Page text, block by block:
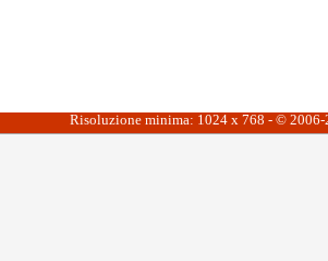
Risoluzione minima: 1024 x 768 - ©